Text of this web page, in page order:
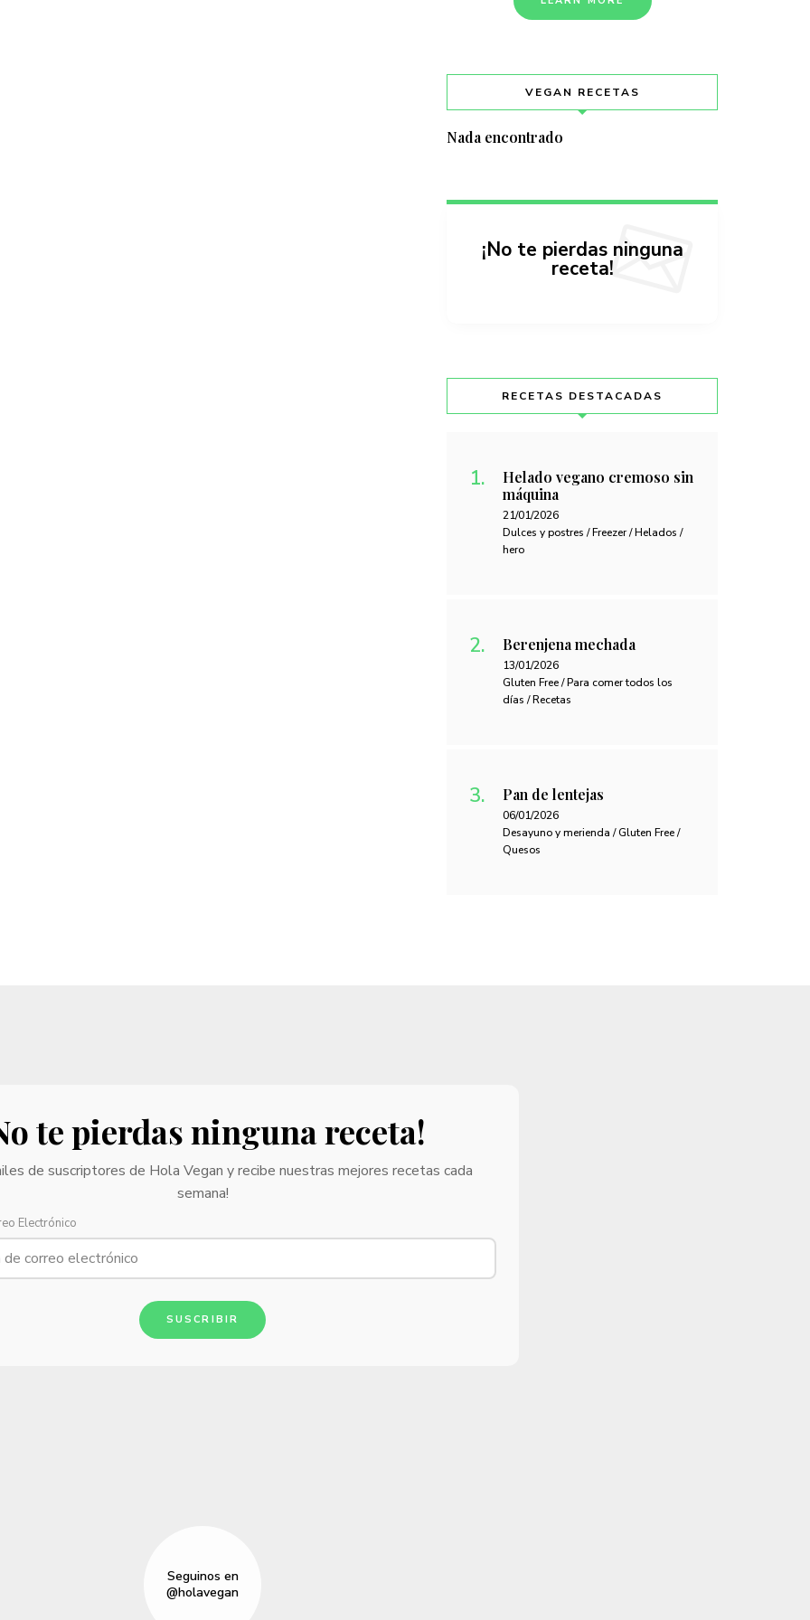
VEGAN RECETAS
Nada encontrado
¡No te pierdas ninguna
receta!
RECETAS DESTACADAS
Helado vegano cremoso sin
máquina
21/01/2026
Dulces y postres / Freezer / Helados /
hero
Berenjena mechada
13/01/2026
Gluten Free / Para comer todos los
días / Recetas
Pan de lentejas
06/01/2026
Desayuno y merienda / Gluten Free /
Quesos
te pierdas ninguna receta!
de suscriptores de Hola Vegan y recibe nuestras mejores recetas cada
semana!
Electrónico
SUSCRIBIR
Seguinos en
@holavegan